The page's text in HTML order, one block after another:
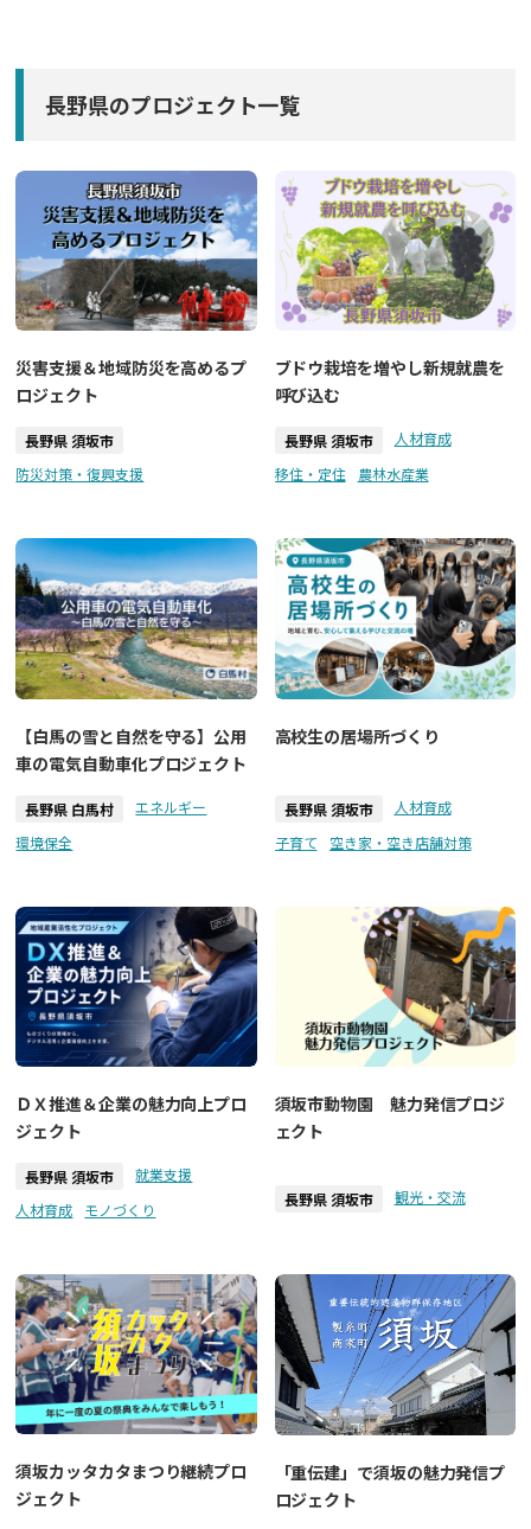
長野県のプロジェクト一覧
災害支援＆地域防災を高めるプ
ロジェクト
長野県 須坂市
防災対策・復興支援
ブドウ栽培を増やし新規就農を
呼び込む
長野県 須坂市
人材育成
移住・定住
農林水産業
【白馬の雪と自然を守る】公用
車の電気自動車化プロジェクト
長野県 白馬村
エネルギー
環境保全
高校生の居場所づくり
長野県 須坂市
人材育成
子育て
空き家・空き店舗対策
ＤＸ推進＆企業の魅力向上プロ
ジェクト
長野県 須坂市
就業支援
人材育成
モノづくり
須坂市動物園 魅力発信プロジ
ェクト
長野県 須坂市 観光・交流
須坂カッタカタまつり継続プロ
ジェクト
「重伝建」で須坂の魅力発信プ
ロジェクト